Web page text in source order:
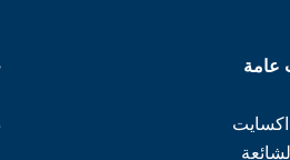
عامة